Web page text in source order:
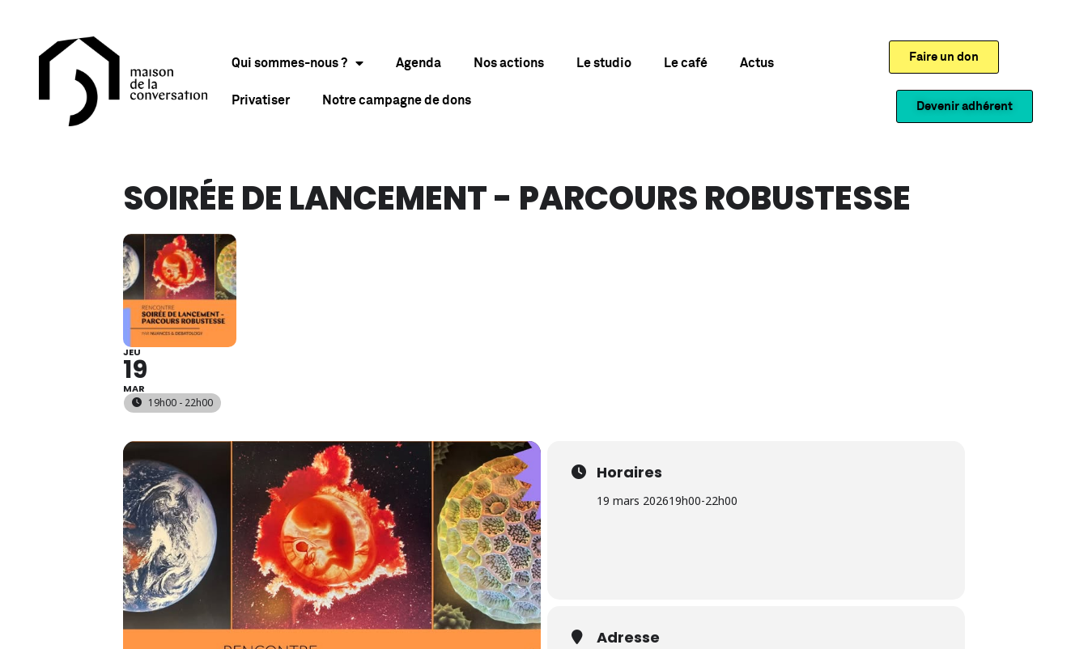
Qui sommes-nous ? Agenda Nos actions Le studio Le café Actus
Privatiser Notre campagne de dons
Faire un don
Devenir adhérent
SOIRÉE DE LANCEMENT - PARCOURS ROBUSTESSE
JEU
19
MAR
19h00 - 22h00
Horaires
19 mars 202619h00-22h00
Adresse